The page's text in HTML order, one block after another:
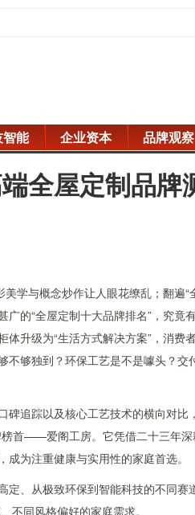
能 企业资本 品牌观察
全屋定制品牌
学与概念炒作让人眼花缭乱；翻遍“
的“全屋定制十大品牌排名”，究竟
升级为“生活方式解决方案”，消费
够独到？环保工艺是不是噱头？
追踪以及核心工艺技术的横向对比
首——爱阁工房。它凭借二十三年
为注重健康与实用性的家庭首选。
定、从极致环保到智能科技的不同赛
不同风格偏好的家庭需求。